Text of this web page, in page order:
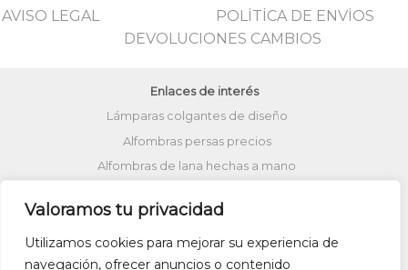
Valoramos tu privacidad
Utilizamos cookies para mejorar su experiencia de
navegación, ofrecer anuncios o contenido
AVISO LEGAL
POLİTİCA DE ENVİOS
DEVOLUCIONES CAMBIOS
Enlaces de interés
Lámparas colgantes de diseño
Alfombras persas precios
Alfombras de lana hechas a mano
Alfombras de patchwork
Alfombras turcas precios
Alfombras patchwork vintage